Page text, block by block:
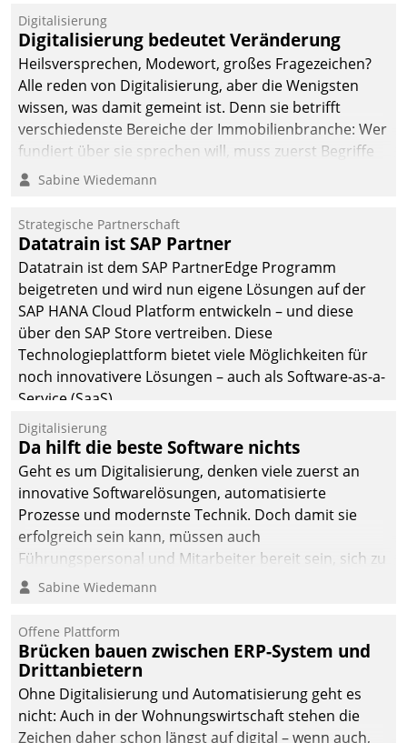
Digitalisierung
Digitalisierung bedeutet Veränderung
Heilsversprechen, Modewort, großes Fragezeichen?
Alle reden von Digitalisierung, aber die Wenigsten
wissen, was damit gemeint ist. Denn sie betrifft
verschiedenste Bereiche der Immobilienbranche: Wer
fundiert über sie sprechen will, muss zuerst Begriffe
klären. Ein Aspekt ist die betriebliche Optimierung:
Einsparungen durch optimierte und automatisierte
Prozesse. Doch man darf nicht zu viel erwarten: Allein
mit der Einführung einer neuen Software ist es nicht
getan. Die Digitalisierung erfordert von Unternehmen
die Bereitschaft, sich zu überprüfen, zu hinterfragen
und zu verändern.
Sabine Wiedemann
Strategische Partnerschaft
Datatrain ist SAP Partner
Datatrain ist dem SAP PartnerEdge Programm
beigetreten und wird nun eigene Lösungen auf der
SAP HANA Cloud Platform entwickeln – und diese
über den SAP Store vertreiben. Diese
Technologieplattform bietet viele Möglichkeiten für
noch innovativere Lösungen – auch als Software-as-a-
Service (SaaS).
Digitalisierung
Da hilft die beste Software nichts
Geht es um Digitalisierung, denken viele zuerst an
innovative Softwarelösungen, automatisierte
Prozesse und modernste Technik. Doch damit sie
erfolgreich sein kann, müssen auch
Führungspersonal und Mitarbeiter bereit sein, sich zu
verändern und anzupassen, sonst werden sie an ihr
Sabine Wiedemann
Offene Plattform
Brücken bauen zwischen ERP-System und
Drittanbietern
Ohne Digitalisierung und Automatisierung geht es
nicht: Auch in der Wohnungswirtschaft stehen die
Zeichen daher schon längst auf digital – wenn auch,